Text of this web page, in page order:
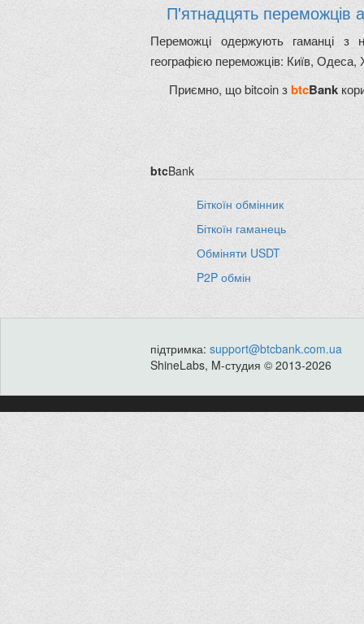
П'ятнадцять переможців
Переможці одержують гаманці з
географією переможців: Київ,
Приємно, що bitcoin зbtcBank
btcBank
Біткоїн обмінник
Біткоїн гаманець
Обміняти USDT
P2P обмін
підтримка: support@btcbank.com.ua
ShineLabs, M-студия © 2013-2026